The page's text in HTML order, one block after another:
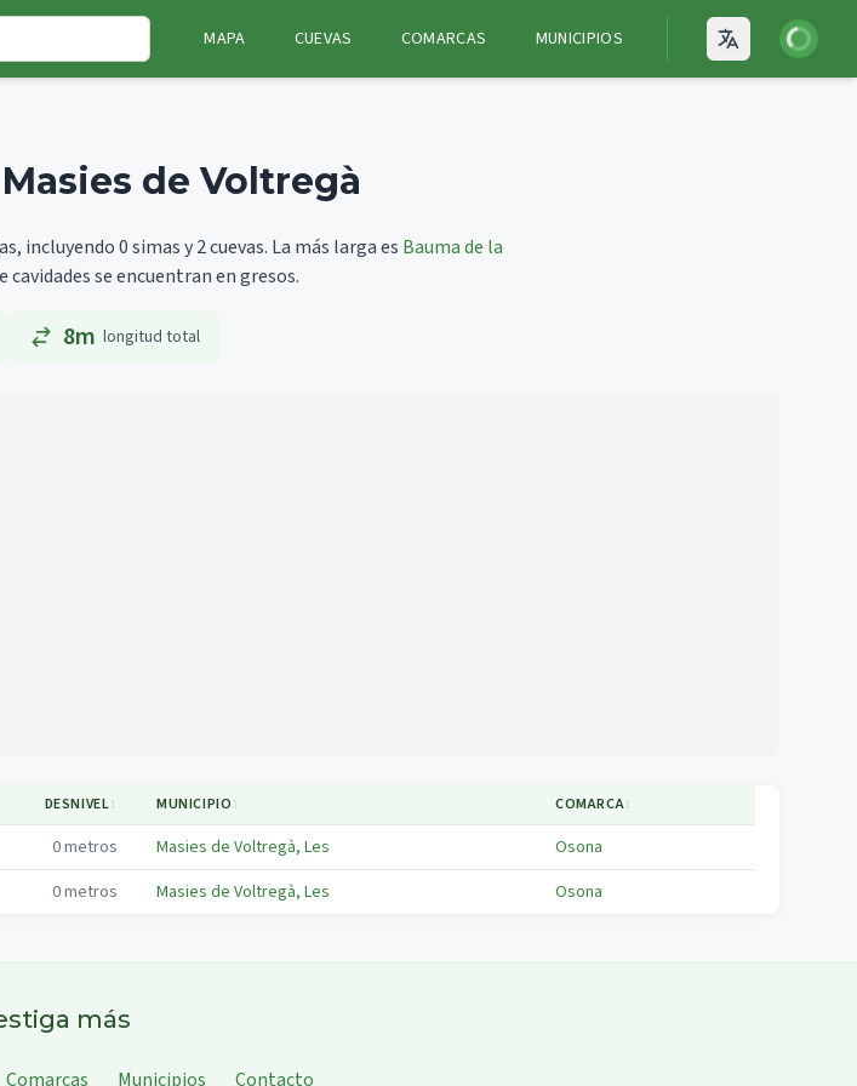
MAPA CUEVAS COMARCAS MUNICIPIOS Open
Iniciar
de Voltregà
incluyendo 0 simas y 2 cuevas. La más larga es Bauma de la
cavidades se encuentran en gresos.
8m longitud total
DESNIVEL↕ MUNICIPIO↕ COMARCA↕
0metros Masies de Voltregà, Les
Osona
0metros Masies de Voltregà, Les Osona
más
Comarcas Municipios Contacto